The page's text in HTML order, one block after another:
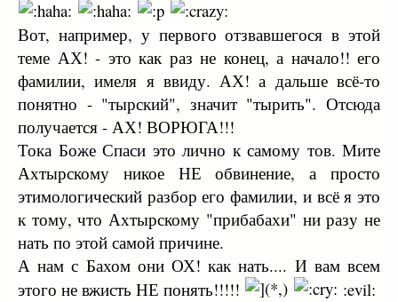
Вот, например, у первого отзвавшегося в этой
теме АХ! - это как раз не конец, а начало!! его
фамилии, имеля я ввиду. АХ! а дальше всё-то
понятно - "тырский", значит "тырить". Отсюда
получается - АХ! ВОРЮГА!!!
Тока Боже Спаси это лично к самому тов. Мите
Ахтырскому никое НЕ обвинение, а просто
этимологический разбор его фамилии, и всё я это
к тому, что Ахтырскому "прибабахи" ни разу не
нать по этой самой причине.
А нам с Бахом они ОХ! как нать.... И вам всем
этого не вжисть НЕ понять!!!!!
:evil: